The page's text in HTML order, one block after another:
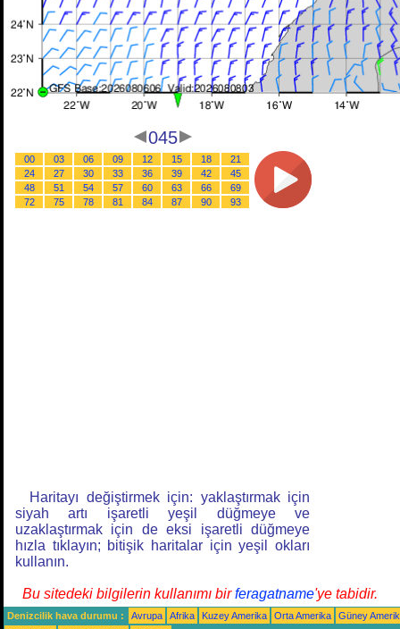
045
00 03 06 09 12 15 18
21
24
27 30 33 36 39 42
45
48
51 54 57 60 63 66
69
72
75 78 81 84 87 90 93
Haritayı değiştirmek için: yaklaştırmak için
siyah artı işaretli yeşil düğmeye ve
uzaklaştırmak için de eksi işaretli düğmeye
hızla tıklayın; bitişik haritalar için yeşil okları
kullanın.
Bu sitedeki bilgilerin kullanımı birferagatname'ye tabidir.
Denizcilik hava durumu : Avrupa Afrika Kuzey Amerika Orta Amerika
Güney